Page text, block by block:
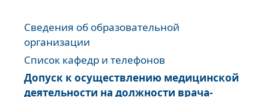
Сведения об образовательной
организации
Список кафедр и телефонов
Допуск к осуществлению медицинской
деятельности на должности врача-